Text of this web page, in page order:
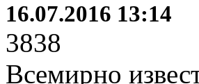
16.07.2016 13:14
3838
Всемирно